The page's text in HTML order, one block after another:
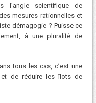
l’angle scientifique de
mesures rationnelles et
démagogie ? Puisse ce
à une pluralité de
tous les cas, c’est une
et de réduire les îlots de